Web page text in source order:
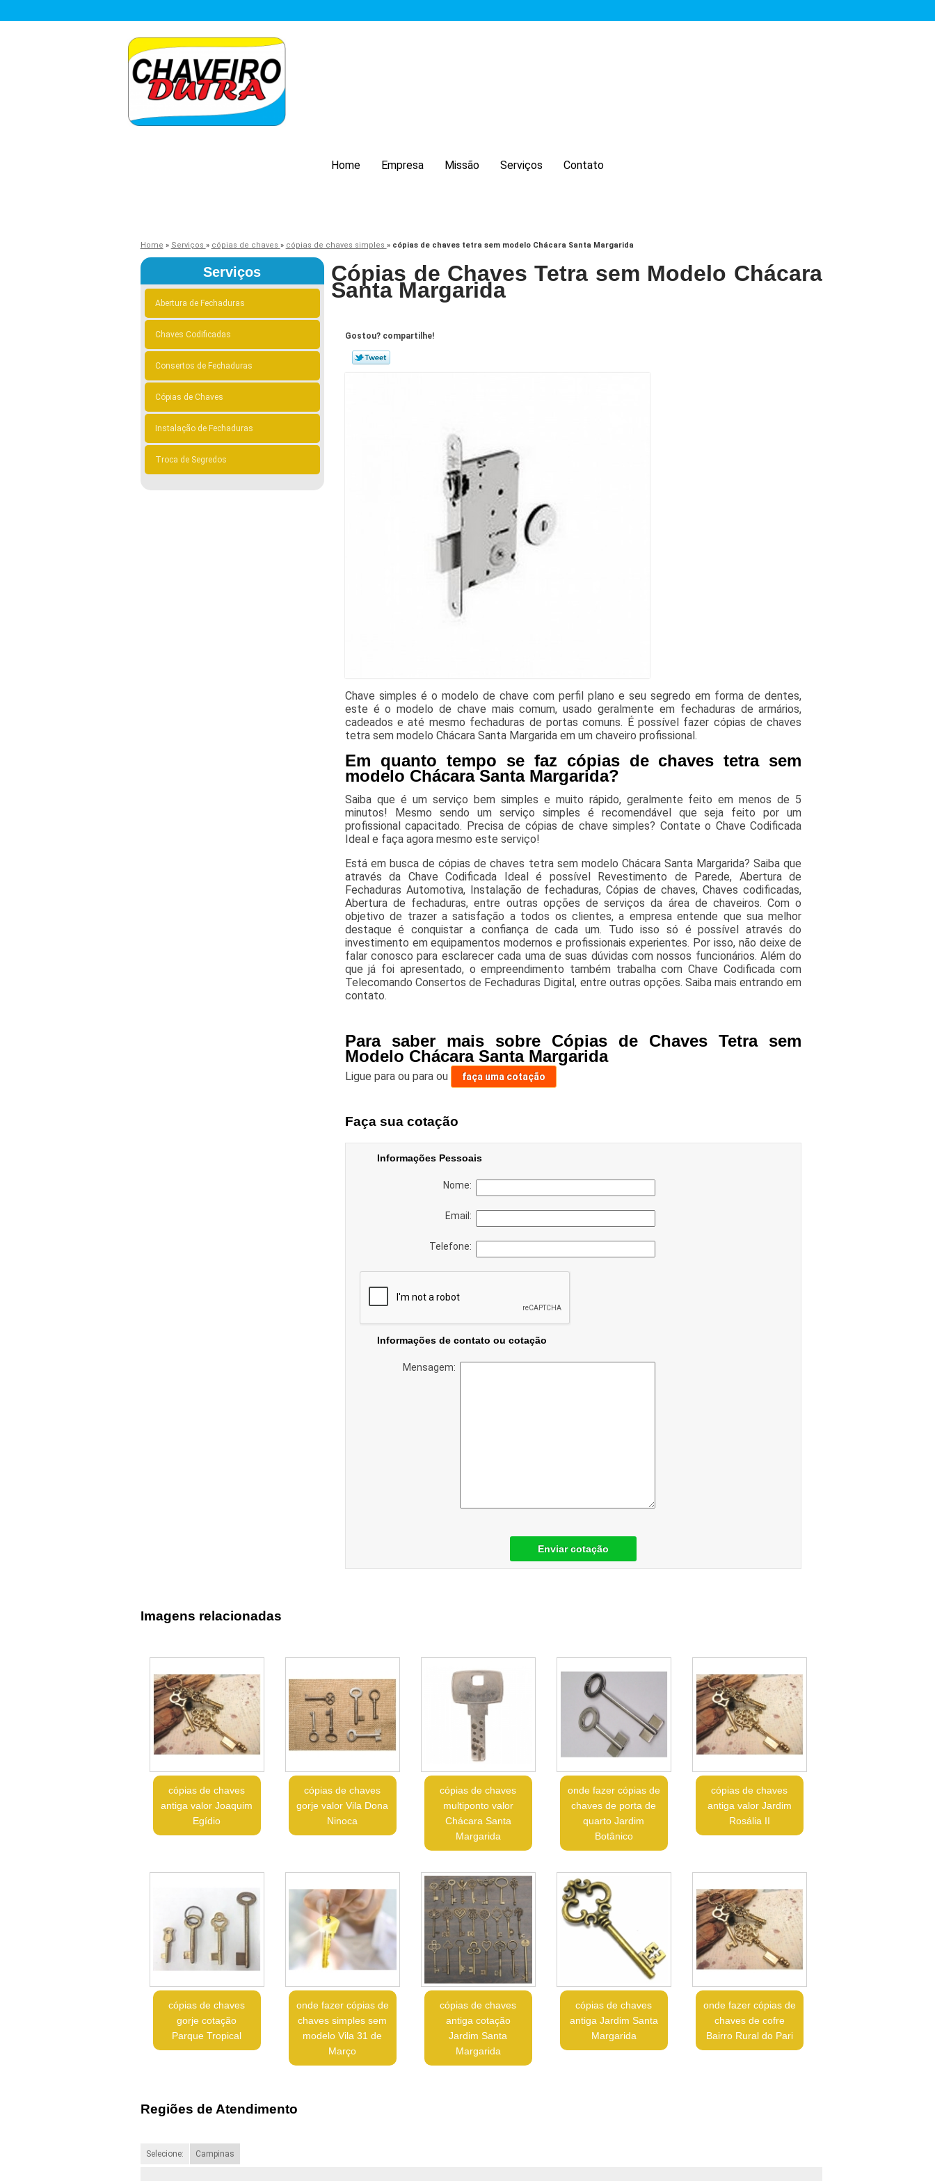
Home Empresa Missão Serviços Contato
Home » Serviços » cópias de chaves » cópias de chaves simples » cópias de chaves tetra sem modelo Chácara Santa Margarida
Serviços
Abertura de Fechaduras
Chaves Codificadas
Consertos de Fechaduras
Cópias de Chaves
Instalação de Fechaduras
Troca de Segredos
Cópias de Chaves Tetra sem Modelo Chácara
Santa Margarida
Gostou? compartilhe!
Chave simples é o modelo de chave com perfil plano e seu segredo em forma de dentes,
este é o modelo de chave mais comum, usado geralmente em fechaduras de armários,
cadeados e até mesmo fechaduras de portas comuns. É possível fazer cópias de chaves
tetra sem modelo Chácara Santa Margarida em um chaveiro profissional.
Em quanto tempo se faz cópias de chaves tetra sem
modelo Chácara Santa Margarida?
Saiba que é um serviço bem simples e muito rápido, geralmente feito em menos de 5
minutos! Mesmo sendo um serviço simples é recomendável que seja feito por um
profissional capacitado. Precisa de cópias de chave simples? Contate o Chave Codificada
Ideal e faça agora mesmo este serviço!
Está em busca de cópias de chaves tetra sem modelo Chácara Santa Margarida? Saiba que
através da Chave Codificada Ideal é possível Revestimento de Parede, Abertura de
Fechaduras Automotiva, Instalação de fechaduras, Cópias de chaves, Chaves codificadas,
Abertura de fechaduras, entre outras opções de serviços da área de chaveiros. Com o
objetivo de trazer a satisfação a todos os clientes, a empresa entende que sua melhor
destaque é conquistar a confiança de cada um. Tudo isso só é possível através do
investimento em equipamentos modernos e profissionais experientes. Por isso, não deixe de
falar conosco para esclarecer cada uma de suas dúvidas com nossos funcionários. Além do
que já foi apresentado, o empreendimento também trabalha com Chave Codificada com
Telecomando Consertos de Fechaduras Digital, entre outras opções. Saiba mais entrando em
contato.
Para saber mais sobre Cópias de Chaves Tetra sem
Modelo Chácara Santa Margarida
Ligue para ou para ou faça uma cotação
Faça sua cotação
Informações Pessoais
Nome:
Email:
Telefone:
Informações de contato ou cotação
Mensagem:
Enviar cotação
Imagens relacionadas
cópias de chaves
antiga valor Joaquim
Egídio
cópias de chaves
gorje valor Vila Dona
Ninoca
cópias de chaves
multiponto valor
Chácara Santa
Margarida
onde fazer cópias de
chaves de porta de
quarto Jardim
Botânico
cópias de chaves
antiga valor Jardim
Rosália II
cópias de chaves
gorje cotação
Parque Tropical
onde fazer cópias de
chaves simples sem
modelo Vila 31 de
Março
cópias de chaves
antiga cotação
Jardim Santa
Margarida
cópias de chaves
antiga Jardim Santa
Margarida
onde fazer cópias de
chaves de cofre
Bairro Rural do Pari
Regiões de Atendimento
Selecione: Campinas